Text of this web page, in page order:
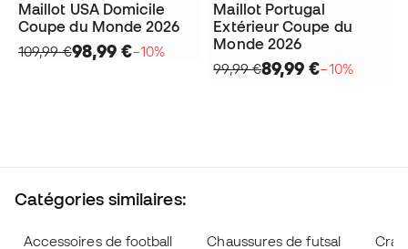
Maillot USA Domicile
Coupe du Monde 2026
109,99 €98,99 €−10%
Maillot Portugal
Extérieur Coupe du
Monde 2026
99,99 €89,99 €−10%
Catégories similaires:
Accessoires de football Chaussures de futsal